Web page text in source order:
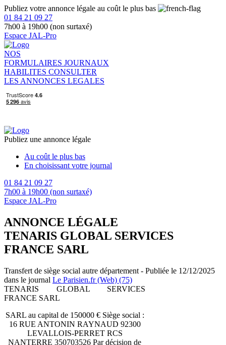
Publiez votre annonce légale au coût le plus bas
01 84 21 09 27
7h00 à 19h00 (non surtaxé)
Espace JAL-Pro
NOS
FORMULAIRES JOURNAUX
HABILITES CONSULTER
LES ANNONCES LEGALES
Publiez une annonce légale
Au coût le plus bas
En choisissant votre journal
01 84 21 09 27
7h00 à 19h00 (non surtaxé)
Espace JAL-Pro
ANNONCE LÉGALE
TENARIS GLOBAL SERVICES
FRANCE SARL
Transfert de siège social autre département - Publiée le 12/12/2025
dans le journal Le Parisien.fr (Web) (75)
TENARIS GLOBAL SERVICES
FRANCE SARL
SARL au capital de 150000 € Siège social :
16 RUE ANTONIN RAYNAUD 92300
LEVALLOIS-PERRET RCS
NANTERRE 350703526 Par décision de